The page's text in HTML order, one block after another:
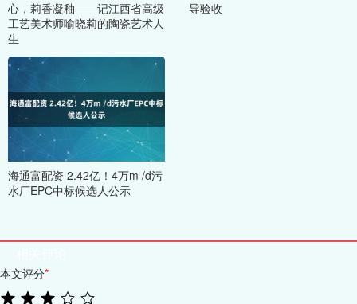
心，莉香凝釉——记江西省高级
工艺美术师喻晓莉的陶瓷艺术人
生
导验收
海通富配资 2.42亿！4万m /d污
水厂EPC中标候选人公示
本文评分*